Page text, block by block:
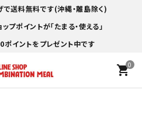
送料無料です(沖縄・離島除く)
ポイントが「たまる・使える」
イントをプレゼント中です
0
shopping_cart